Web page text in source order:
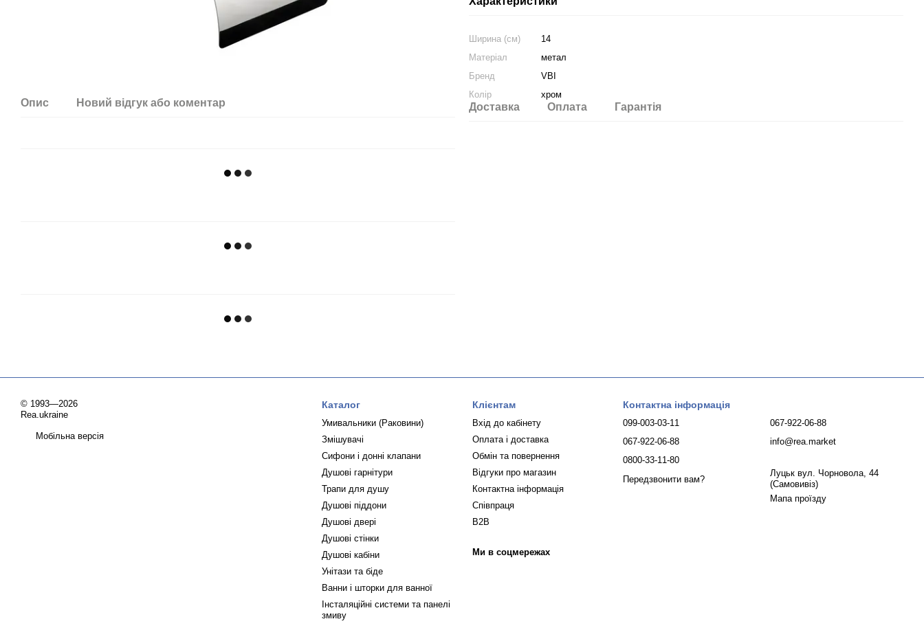
Опис Новий відгук або коментар
Ширина (см)
14
Матеріал
метал
Бренд
VBI
Колір
хром
Доставка Оплата Гарантія
© 1993—2026
Rea.ukraine
Мобільна версія
Каталог
Умивальники (Раковини)
Змішувачі
Сифони і донні клапани
Душові гарнітури
Трапи для душу
Душові піддони
Душові двері
Душові стінки
Душові кабіни
Унітази та біде
Ванни і шторки для ванної
Інсталяційні системи та панелі
змиву
Клієнтам
Вхід до кабінету
Оплата і доставка
Обмін та повернення
Відгуки про магазин
Контактна інформація
Співпраця
B2B
Ми в соцмережах
Контактна інформація
099-003-03-11
067-922-06-88
0800-33-11-80
Передзвонити вам?
067-922-06-88
info@rea.market
Луцьк вул. Чорновола, 44
(Самовивіз)
Мапа проїзду